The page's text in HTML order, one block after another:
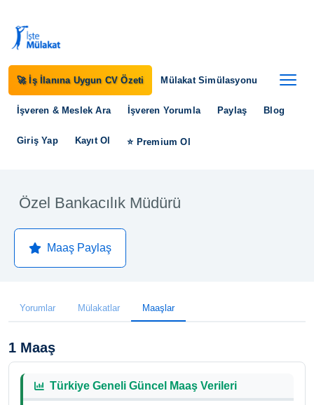
🚀 İş İlanına Uygun CV Özeti Mülakat Simülasyonu
İşveren & Meslek Ara İşveren Yorumla Paylaş Blog
Giriş Yap Kayıt Ol ⭐ Premium Ol
Özel Bankacılık Müdürü
Maaş Paylaş
Yorumlar Mülakatlar Maaşlar
1 Maaş
Türkiye Geneli Güncel Maaş Verileri